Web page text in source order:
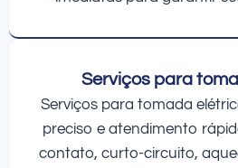
Serviços para
Serviços para tomada
preciso e atendimento
contato, curto-circuito,